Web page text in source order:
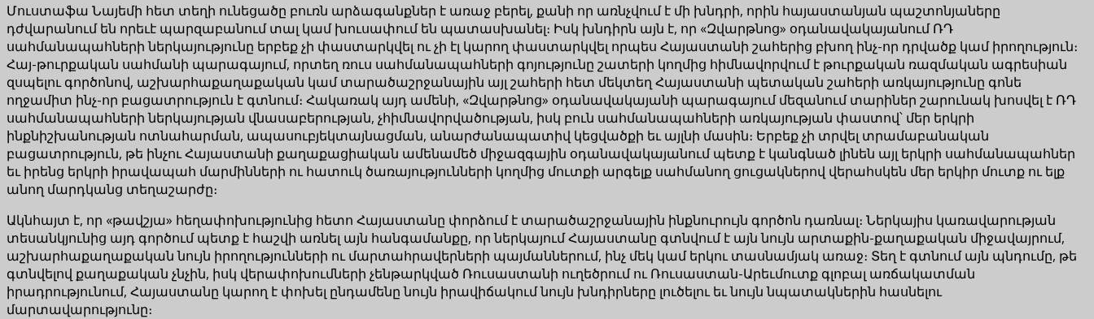
Մուստաֆա Նայեմի հետ տեղի ունեցածը բուռն արձագանքներ է առաջ բերել, քանի որ առնչվում է մի խնդրի, որին հայաստանյան պաշտոնյաները
դժվարանում են որեւէ պարզաբանում տալ կամ խուսափում են պատասխանել։ Իսկ խնդիրն այն է, որ «Զվարթնոց» օդանավակայանում ՌԴ
սահմանապահների ներկայությունը երբեք չի փաստարկվել ու չի էլ կարող փաստարկվել որպես Հայաստանի շահերից բխող ինչ-որ դրվածք կամ իրողություն։
Հայ-թուրքական սահմանի պարագայում, որտեղ ռուս սահմանապահների գոյությունը շատերի կողմից հիմնավորվում է թուրքական ռազմական ագրեսիան
զսպելու գործոնով, աշխարհաքաղաքական կամ տարածաշրջանային այլ շահերի հետ մեկտեղ Հայաստանի պետական շահերի առկայությունը գոնե
ողջամիտ ինչ-որ բացատրություն է գտնում։ Հակառակ այդ ամենի, «Զվարթնոց» օդանավակայանի պարագայում մեզանում տարիներ շարունակ խոսվել է ՌԴ
սահմանապահների ներկայության վնասաբերության, չհիմնավորվածության, իսկ բուն սահմանապահների առկայության փաստով՝ մեր երկրի
ինքնիշխանության ոտնահարման, ապասուբյեկտայնացման, անարժանապատիվ կեցվածքի եւ այլնի մասին։ Երբեք չի տրվել տրամաբանական
բացատրություն, թե ինչու Հայաստանի քաղաքացիական ամենամեծ միջազգային օդանավակայանում պետք է կանգնած լինեն այլ երկրի սահմանապահներ
եւ իրենց երկրի իրավապահ մարմինների ու հատուկ ծառայությունների կողմից մուտքի արգելք սահմանող ցուցակներով վերահսկեն մեր երկիր մուտք ու ելք
անող մարդկանց տեղաշարժը։
Ակնհայտ է, որ «թավշյա» հեղափոխությունից հետո Հայաստանը փորձում է տարածաշրջանային ինքնուրույն գործոն դառնալ։ Ներկայիս կառավարության
տեսանկյունից այդ գործում պետք է հաշվի առնել այն հանգամանքը, որ ներկայում Հայաստանը գտնվում է այն նույն արտաքին-քաղաքական միջավայրում,
աշխարհաքաղաքական նույն իրողությունների ու մարտահրավերների պայմաններում, ինչ մեկ կամ երկու տասնամյակ առաջ։ Տեղ է գտնում այն պնդումը, թե
գտնվելով քաղաքական չնչին, իսկ վերափոխումների չենթարկված Ռուսաստանի ուղեծրում ու Ռուսաստան-Արեւմուտք գլոբալ առճակատման
իրադրությունում, Հայաստանը կարող է փոխել ընդամենը նույն իրավիճակում նույն խնդիրները լուծելու եւ նույն նպատակներին հասնելու
մարտավարությունը։